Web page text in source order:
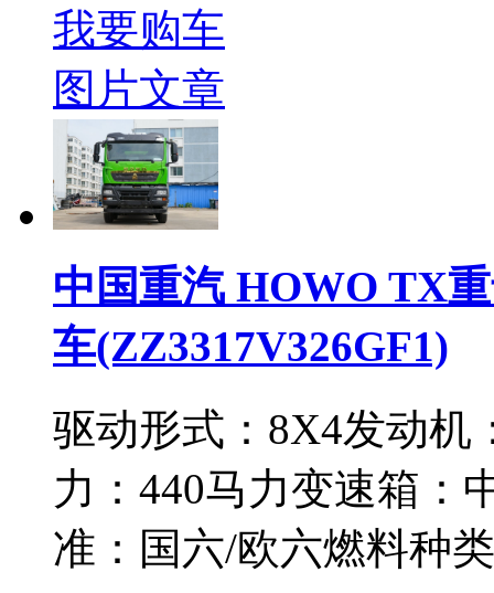
我要购车
图片文章
中国重汽 HOWO TX
车(ZZ3317V326GF1)
驱动形式： 8X4发动机
力： 440马力变速箱：
准： 国六/欧六燃料种